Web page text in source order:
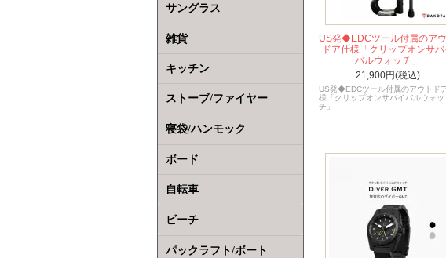
サングラス
雑貨
キッチン
ストーブ/ファイヤー
寝袋/ハンモック
ボード
自転車
ビーチ
パックラフト/ボート
US発◆EDCツール付属のアウ
ドア仕様「クリップオンサバ
バルウォッチ」
21,900円(税込)
US発◆EDCツール付属のアウトド
様「クリップオンサバイバルウォッ
チ」